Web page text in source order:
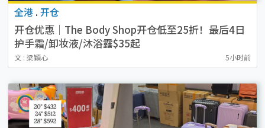
全港 . 开仓
开仓优惠｜The Body Shop开仓低至25折！最后4日
护手霜/卸妆液/沐浴露$35起
文 : 梁穎心 5小时前